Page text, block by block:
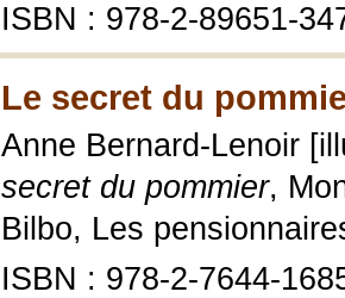
ISBN : 978-2-89651-
Le secret du
Anne Bernard-Lenoir
secret du pommier,
Bilbo, Les
ISBN : 978-2-7644-